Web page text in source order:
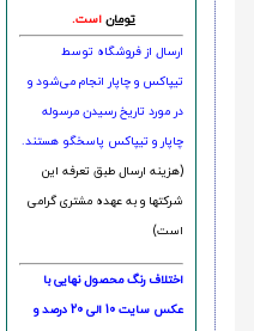
تومان است.
ارسال از فروشگاه توسط
تیپاکس و چاپار انجام می‌شود و
در مورد تاریخ رسیدن مرسوله
چاپار و تیپاکس پاسخگو هستند.
(هزینه ارسال طبق تعرفه این
شرکتها و به عهده مشتری گرامی
است)
اختلاف رنگ محصول نهایی با
عکس سایت 10 الی 20 درصد و